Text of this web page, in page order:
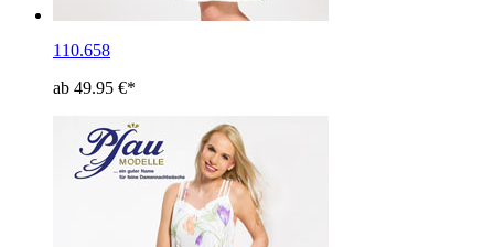
110.658
ab 49.95 €*